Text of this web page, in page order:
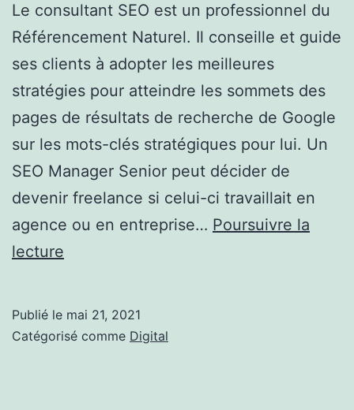
Le consultant SEO est un professionnel du
Référencement Naturel. Il conseille et guide
ses clients à adopter les meilleures
stratégies pour atteindre les sommets des
pages de résultats de recherche de Google
sur les mots-clés stratégiques pour lui. Un
SEO Manager Senior peut décider de
devenir freelance si celui-ci travaillait en
agence ou en entreprise… Poursuivre la
lecture
expert
Publié le mai 21, 2021
Catégorisé comme Digital